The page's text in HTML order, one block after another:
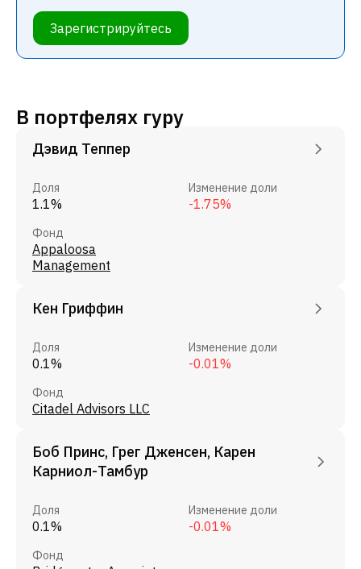
Зарегистрируйтесь
В портфелях гуру
Дэвид Теппер
Доля
1.1%
Изменение доли
-1.75%
Фонд
Appaloosa
Management
Кен Гриффин
Доля
0.1%
Изменение доли
-0.01%
Фонд
Citadel Advisors LLC
Боб Принс, Грег Дженсен, Карен
Карниол-Тамбур
Доля
0.1%
Изменение доли
-0.01%
Фонд